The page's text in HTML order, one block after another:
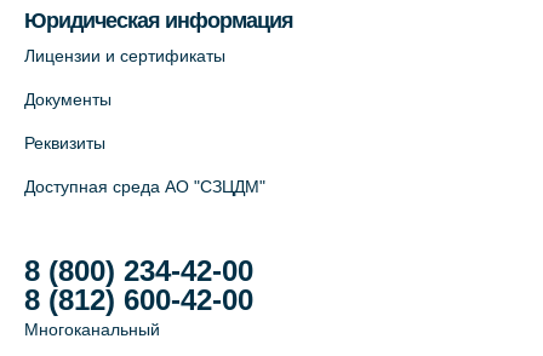
Юридическая информация
Лицензии и сертификаты
Документы
Реквизиты
Доступная среда АО "СЗЦДМ"
8 (800) 234-42-00
8 (812) 600-42-00
Многоканальный